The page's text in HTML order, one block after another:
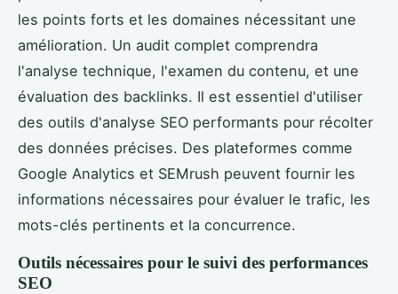
les points forts et les domaines nécessitant une
amélioration. Un audit complet comprendra
l'analyse technique, l'examen du contenu, et une
évaluation des backlinks. Il est essentiel d'utiliser
des outils d'analyse SEO performants pour récolter
des données précises. Des plateformes comme
Google Analytics et SEMrush peuvent fournir les
informations nécessaires pour évaluer le trafic, les
mots-clés pertinents et la concurrence.
Outils nécessaires pour le suivi des performances
SEO